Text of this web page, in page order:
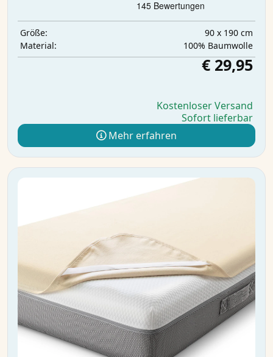
Größe:
90 x 190 cm
Material:
100% Baumwolle
€ 29,95
Kostenloser Versand
Sofort lieferbar
Mehr erfahren